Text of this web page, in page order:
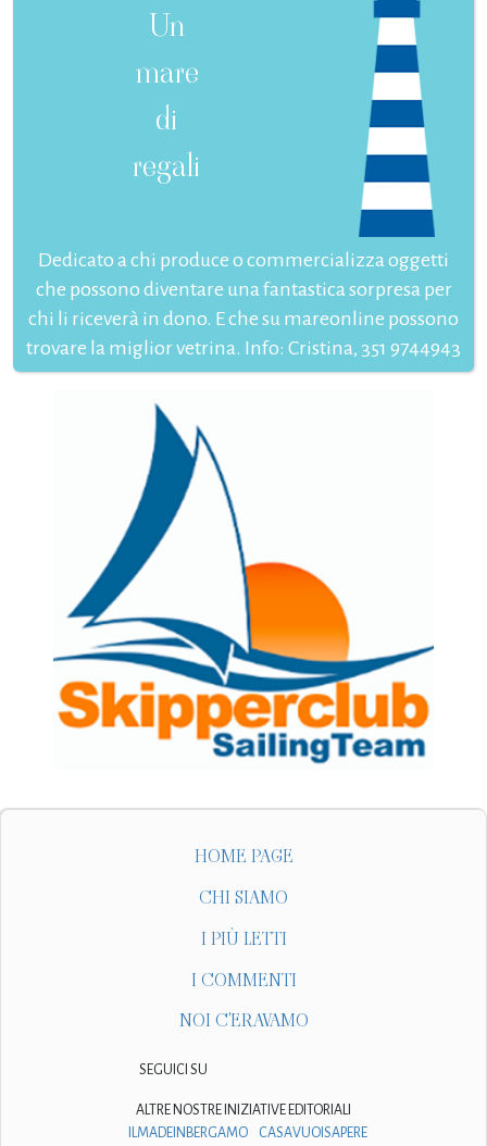
Un
mare
di
regali
Dedicato a chi produce o commercializza oggetti
che possono diventare una fantastica sorpresa per
chi li riceverà in dono. E che su mareonline possono
trovare la miglior vetrina. Info: Cristina, 351 9744943
HOME PAGE
CHI SIAMO
I PIÙ LETTI
I COMMENTI
NOI C'ERAVAMO
SEGUICI SU
ALTRE NOSTRE INIZIATIVE EDITORIALI
ILMADEINBERGAMO
CASAVUOISAPERE